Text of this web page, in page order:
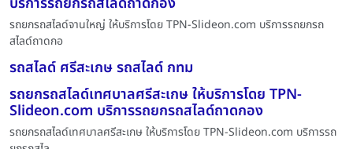
รถยกรถสไลด์จานใหญ่ ให้บริการโดย TPN-Slideon.com บริการรถยกรถ
สไลด์ถาดกอ
รถสไลด์ ศรีสะเกษ รถสไลด์ กทม
รถยกรถสไลด์เทศบาลศรีสะเกษ ให้บริการโดย TPN-
Slideon.com บริการรถยกรถสไลด์ถาดกอง
รถยกรถสไลด์เทศบาลศรีสะเกษ ให้บริการโดย TPN-Slideon.com บริการรถ